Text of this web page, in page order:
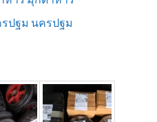
รปฐม นครปฐม